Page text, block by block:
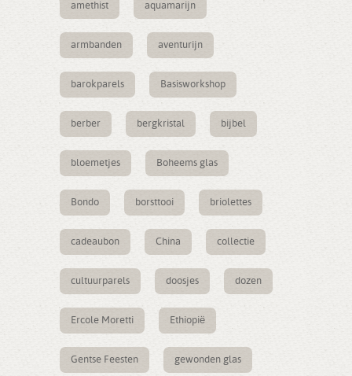
amethist aquamarijn
armbanden aventurijn
barokparels Basisworkshop
berber bergkristal bijbel
bloemetjes Boheems glas
Bondo borsttooi briolettes
cadeaubon China collectie
cultuurparels doosjes dozen
Ercole Moretti Ethiopië
Gentse Feesten gewonden glas